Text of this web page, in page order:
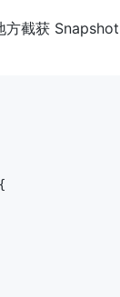
方截获
{